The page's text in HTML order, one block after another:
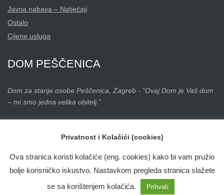
Javna nabava – Natječaji
Ostalo
Cijene usluga
DOM PEŠČENICA
Dom za starije osobe Peščenica, Zagreb - “Ovaj Dom je Vaš dom
– mi smo jedna velika obitelj.”
@ 2020 Dom za starije osobe Peščenica, Zagreb / Sva prava pridržana
Izjava o pristupačnosti
Privatnost i Kolačići (cookies)
Ova stranica koristi kolačiće (eng. cookies) kako bi vam pružio
bolje korisničko iskustvo. Nastavkom pregleda stranica slažete
se sa korištenjem kolačića.
Prihvati